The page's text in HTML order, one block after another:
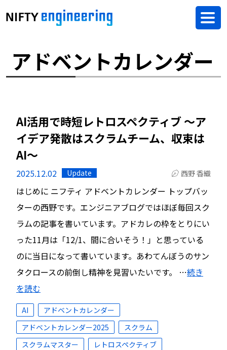
アドベントカレンダー
AI活用で時短レトロスペクティブ 〜ア
イデア発散はスクラムチーム、収束は
AI〜
2025.12.02 Update 西野 香織
はじめに ニフティ アドベントカレンダー トップバッ
ターの西野です。エンジニアブログではほぼ毎回スク
ラムの記事を書いています。アドカレの枠をとりにい
った11月は「12/1、間に合いそう！」と思っている
のに当日になって書いています。あわてんぼうのサン
タクロースの前倒し精神を見習いたいです。 …続き
を読む
AI
アドベントカレンダー
アドベントカレンダー2025
スクラム
スクラムマスター
レトロスペクティブ